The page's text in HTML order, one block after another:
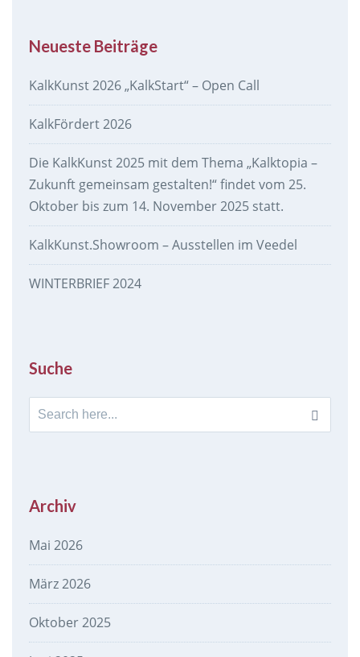
Neueste Beiträge
KalkKunst 2026 „KalkStart“ – Open Call
KalkFördert 2026
Die KalkKunst 2025 mit dem Thema „Kalktopia –
Zukunft gemeinsam gestalten!“ findet vom 25.
Oktober bis zum 14. November 2025 statt.
KalkKunst.Showroom – Ausstellen im Veedel
WINTERBRIEF 2024
Suche
Search
for:
Archiv
Mai 2026
März 2026
Oktober 2025